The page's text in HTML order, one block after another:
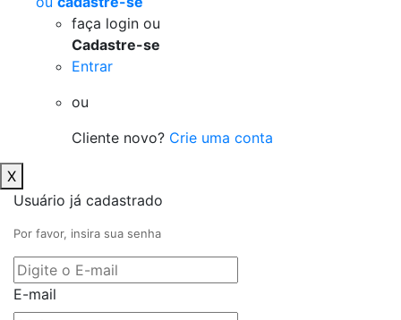
faça login ou
Cadastre-se
Entrar
ou
Cliente novo? Crie uma conta
X
Usuário já cadastrado
Por favor, insira sua senha
E-mail